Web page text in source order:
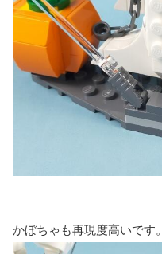
かぼちゃも再現度高いです。